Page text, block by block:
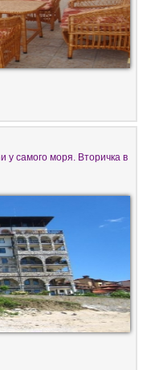
у самого моря. Вторичка в